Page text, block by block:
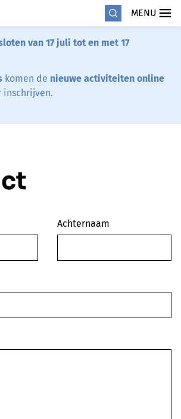
MENU
van 17 juli tot en met 17
komen de nieuwe activiteiten online
inschrijven.
Achternaam